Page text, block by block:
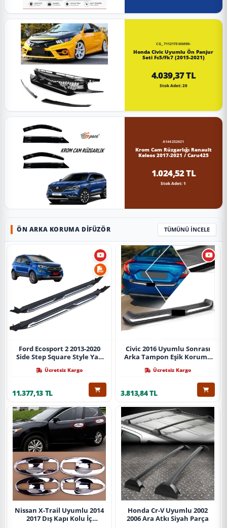
CG_71121TEMM90-
Honda Civic Uyumlu Ön Panjur
Seti Fc5/Fk7 (2015-2021)
4.039,37 TL
Stok Adet: 20
A144252021
Krom Cam Rüzgarlığı Renault
Keleos 2017-2021 / Caru425
1.024,52 TL
Stok Adet: 1
ÖN ARKA KORUMA DIFÜZÖR TÜMÜNÜ İNCELE
Ford Ecosport 2 2013-2020
Side Step Square Style Yan
Ücretsiz Kargo
11.377,13 TL
Civic 2016 Uyumlu Sonrası
Arka Tampon Eşik Koruma
Ücretsiz Kargo
3.813,84 TL
Nissan X-Trail Uyumlu 2014
2017 Dış Kapı Kolu İç
Honda Cr-V Uyumlu 2002
2006 Ara Atkı Siyah Parça